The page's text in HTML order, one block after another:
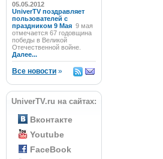
05.05.2012
UniverTV поздравляет
пользователей с
праздником 9 Мая 9 мая
отмечается 67 годовщина
победы в Великой
Отечественной войне.
Далее...
Все новости »
UniverTV.ru на сайтах:
Вконтакте
Youtube
FaceBook